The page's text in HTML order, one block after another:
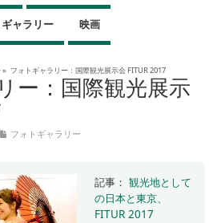
ャラリー 映画
» フォトギャラリー：国際観光展示会 FITUR 2017
ー：国際観光展示
フォトギャラリー
記事：観光地として
の日本と東京、
FITUR 2017